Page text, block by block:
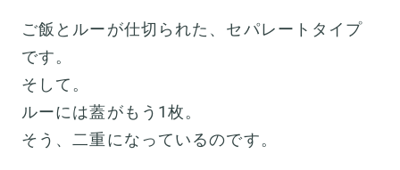
ご飯とルーが仕切られた、セパレートタイプ
です。
そして。
ルーには蓋がもう1枚。
そう、二重になっているのです。